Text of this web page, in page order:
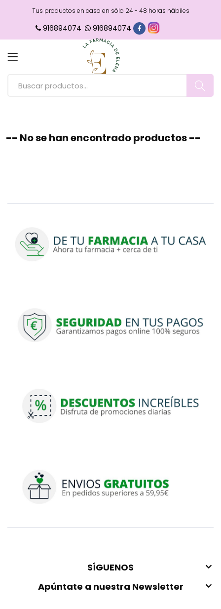
Tus productos en casa en sólo 24 - 48 horas hábiles
916894074 916894074
-- No se han encontrado productos --
SÍGUENOS
Apúntate a nuestra Newsletter